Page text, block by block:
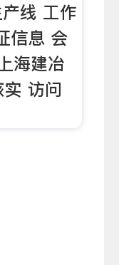
线 工作
信息 会
海建冶
访问